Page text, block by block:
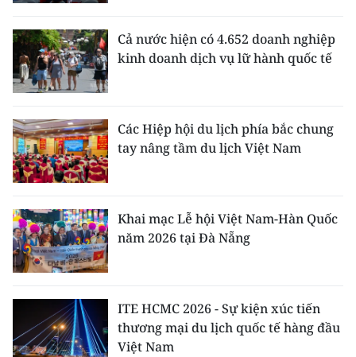
Cả nước hiện có 4.652 doanh nghiệp
kinh doanh dịch vụ lữ hành quốc tế
Các Hiệp hội du lịch phía bắc chung
tay nâng tầm du lịch Việt Nam
Khai mạc Lễ hội Việt Nam-Hàn Quốc
năm 2026 tại Đà Nẵng
ITE HCMC 2026 - Sự kiện xúc tiến
thương mại du lịch quốc tế hàng đầu
Việt Nam